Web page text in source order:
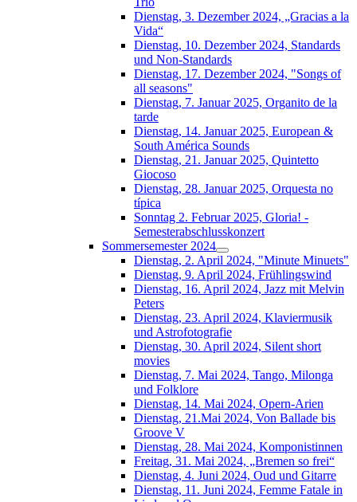
Dienstag, 3. Dezember 2024, „Gracias a la
Vida“
Dienstag, 10. Dezember 2024, Standards
und Non-Standards
Dienstag, 17. Dezember 2024, "Songs of
all seasons"
Dienstag, 7. Januar 2025, Organito de la
tarde
Dienstag, 14. Januar 2025, European &
South América Sounds
Dienstag, 21. Januar 2025, Quintetto
Giocoso
Dienstag, 28. Januar 2025, Orquesta no
típica
Sonntag 2. Februar 2025, Gloria! -
Semesterabschlusskonzert
Sommersemester 2024
Dienstag, 2. April 2024, "Minute Minuets"
Dienstag, 9. April 2024, Frühlingswind
Dienstag, 16. April 2024, Jazz mit Melvin
Peters
Dienstag, 23. April 2024, Klaviermusik
und Astrofotografie
Dienstag, 30. April 2024, Silent short
movies
Dienstag, 7. Mai 2024, Tango, Milonga
und Folklore
Dienstag, 14. Mai 2024, Opern-Arien
Dienstag, 21.Mai 2024, Von Ballade bis
Groove V
Dienstag, 28. Mai 2024, Komponistinnen
Freitag, 31. Mai 2024, „Bremen so frei“
Dienstag, 4. Juni 2024, Oud und Gitarre
Dienstag, 11. Juni 2024, Femme Fatale in